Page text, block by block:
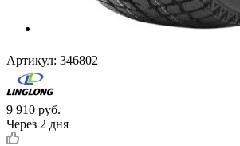
Артикул: 346802
9 910 руб.
Через 2 дня